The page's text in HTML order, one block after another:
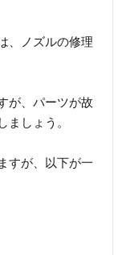
、ノズルの修理
が、パーツが故
ましょう。
すが、以下が一